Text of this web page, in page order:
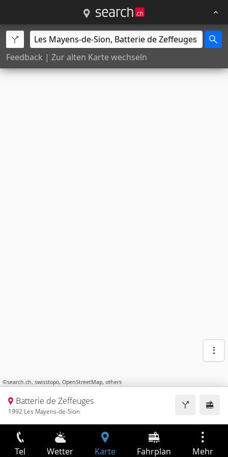
Feedback | Zur alten Karte wechseln
©search.ch, swisstopo, OpenStreetMap, others
Batterie de Zeffeuges
1992 Les Mayens-de-Sion
Tel Wetter Karte Fahrplan Mehr